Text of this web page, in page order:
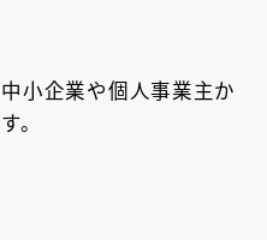
小企業や個人事業主か
。